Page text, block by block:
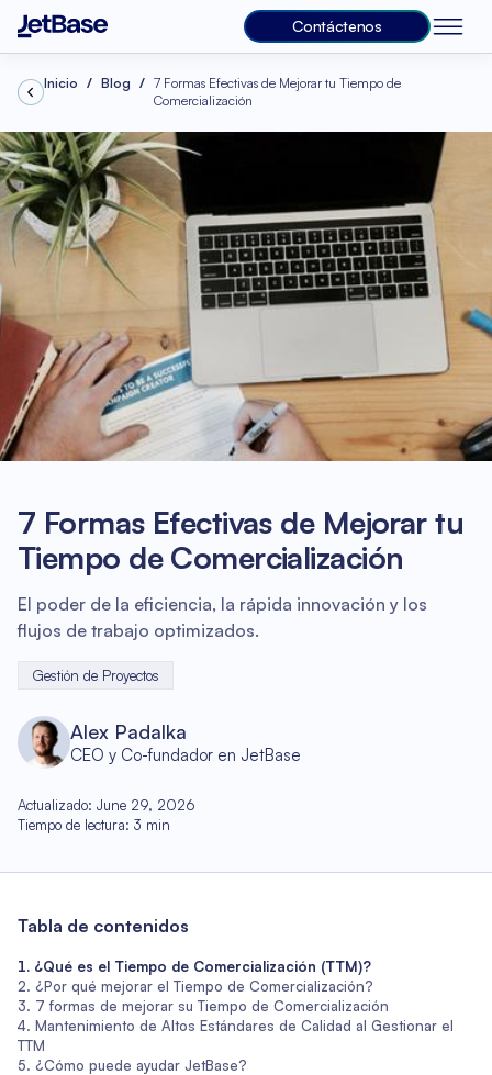
Contáctenos
Inicio Blog
7 Formas Efectivas de Mejorar tu Tiempo de
Comercialización
7 Formas Efectivas de Mejorar tu
Tiempo de Comercialización
El poder de la eficiencia, la rápida innovación y los
flujos de trabajo optimizados.
Gestión de Proyectos
Alex Padalka
CEO y Co-fundador en JetBase
Actualizado: June 29, 2026
Tiempo de lectura: 3 min
Tabla de contenidos
¿Qué es el Tiempo de Comercialización (TTM)?
¿Por qué mejorar el Tiempo de Comercialización?
7 formas de mejorar su Tiempo de Comercialización
Mantenimiento de Altos Estándares de Calidad al Gestionar el
TTM
¿Cómo puede ayudar JetBase?